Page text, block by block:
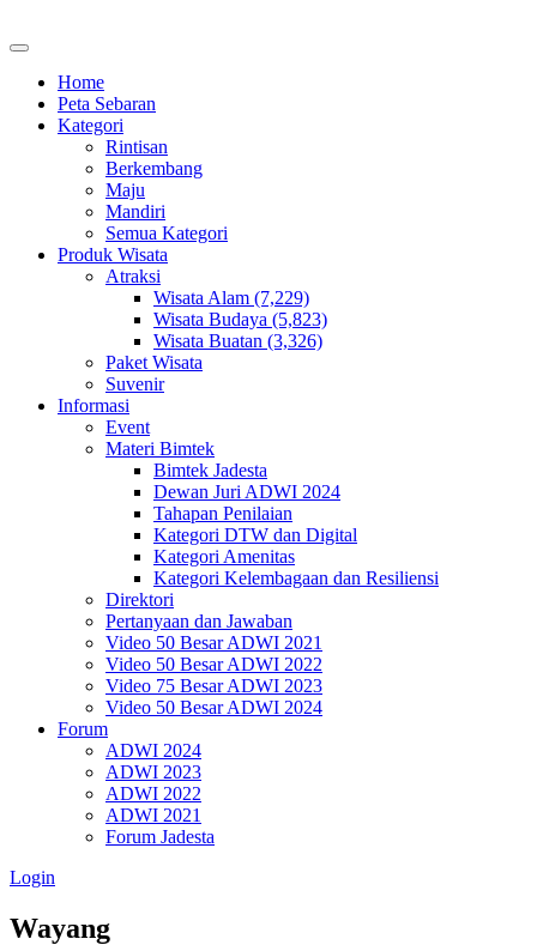
Home
Peta Sebaran
Kategori
Rintisan
Berkembang
Maju
Mandiri
Semua Kategori
Produk Wisata
Atraksi
Wisata Alam (7,229)
Wisata Budaya (5,823)
Wisata Buatan (3,326)
Paket Wisata
Suvenir
Informasi
Event
Materi Bimtek
Bimtek Jadesta
Dewan Juri ADWI 2024
Tahapan Penilaian
Kategori DTW dan Digital
Kategori Amenitas
Kategori Kelembagaan dan Resiliensi
Direktori
Pertanyaan dan Jawaban
Video 50 Besar ADWI 2021
Video 50 Besar ADWI 2022
Video 75 Besar ADWI 2023
Video 50 Besar ADWI 2024
Forum
ADWI 2024
ADWI 2023
ADWI 2022
ADWI 2021
Forum Jadesta
Login
Wayang